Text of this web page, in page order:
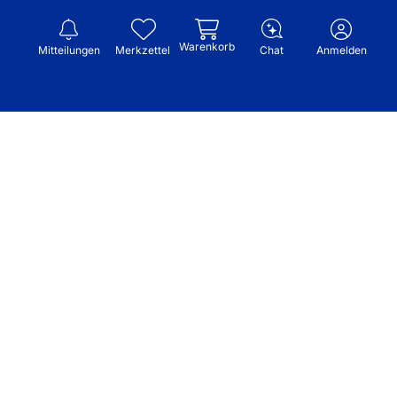
Mitteilungen Merkzettel Warenkorb Chat Anmelden